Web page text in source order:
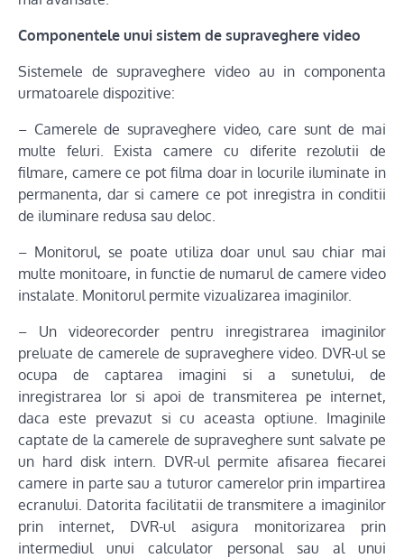
Componentele unui sistem de supraveghere video
Sistemele de supraveghere video au in componenta
urmatoarele dispozitive:
– Camerele de supraveghere video, care sunt de mai
multe feluri. Exista camere cu diferite rezolutii de
filmare, camere ce pot filma doar in locurile iluminate in
permanenta, dar si camere ce pot inregistra in conditii
de iluminare redusa sau deloc.
– Monitorul, se poate utiliza doar unul sau chiar mai
multe monitoare, in functie de numarul de camere video
instalate. Monitorul permite vizualizarea imaginilor.
– Un videorecorder pentru inregistrarea imaginilor
preluate de camerele de supraveghere video. DVR-ul se
ocupa de captarea imagini si a sunetului, de
inregistrarea lor si apoi de transmiterea pe internet,
daca este prevazut si cu aceasta optiune. Imaginile
captate de la camerele de supraveghere sunt salvate pe
un hard disk intern. DVR-ul permite afisarea fiecarei
camere in parte sau a tuturor camerelor prin impartirea
ecranului. Datorita facilitatii de transmitere a imaginilor
prin internet, DVR-ul asigura monitorizarea prin
intermediul unui calculator personal sau al unui